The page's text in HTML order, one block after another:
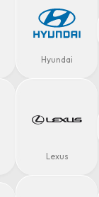
Hyundai
Lexus